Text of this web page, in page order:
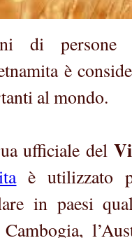
di persone
è
al mondo.
ufficiale del
è utilizzato
in paesi